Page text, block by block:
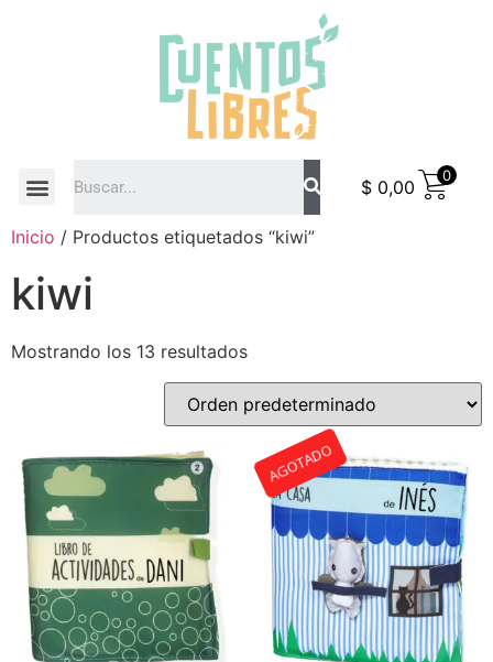
$ 0,00
0
Inicio / Productos etiquetados “kiwi”
kiwi
Mostrando los 13 resultados
AGOTADO